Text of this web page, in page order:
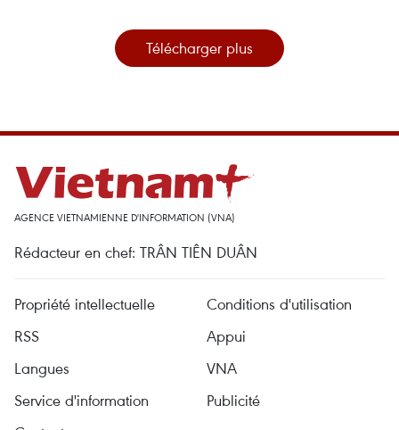
Télécharger plus
AGENCE VIETNAMIENNE D'INFORMATION (VNA)
Rédacteur en chef: TRÂN TIÊN DUÂN
Propriété intellectuelle
Conditions d'utilisation
RSS
Appui
Langues
VNA
Service d'information
Publicité